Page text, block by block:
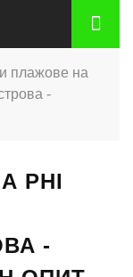
плажове на
-
PHI
-